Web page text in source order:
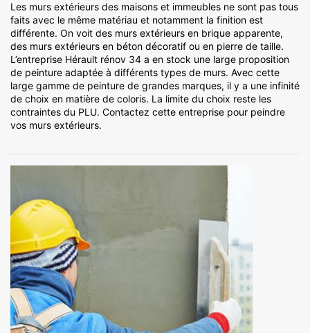
Les murs extérieurs des maisons et immeubles ne sont pas tous
faits avec le même matériau et notamment la finition est
différente. On voit des murs extérieurs en brique apparente,
des murs extérieurs en béton décoratif ou en pierre de taille.
L’entreprise Hérault rénov 34 a en stock une large proposition
de peinture adaptée à différents types de murs. Avec cette
large gamme de peinture de grandes marques, il y a une infinité
de choix en matière de coloris. La limite du choix reste les
contraintes du PLU. Contactez cette entreprise pour peindre
vos murs extérieurs.